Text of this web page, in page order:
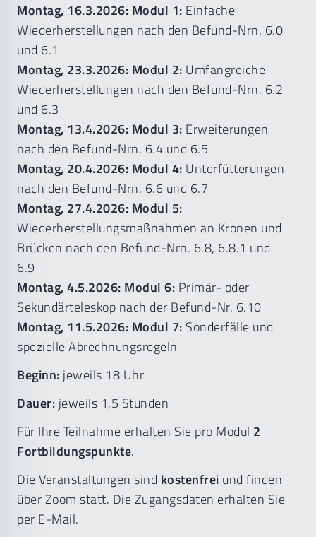
Montag, 16.3.2026: Modul 1: Einfache
Wiederherstellungen nach den Befund-Nrn. 6.0
und 6.1
Montag, 23.3.2026: Modul 2: Umfangreiche
Wiederherstellungen nach den Befund-Nrn. 6.2
und 6.3
Montag, 13.4.2026: Modul 3: Erweiterungen
nach den Befund-Nrn. 6.4 und 6.5
Montag, 20.4.2026: Modul 4: Unterfütterungen
nach den Befund-Nrn. 6.6 und 6.7
Montag, 27.4.2026: Modul 5:
Wiederherstellungsmaßnahmen an Kronen und
Brücken nach den Befund-Nrn. 6.8, 6.8.1 und
6.9
Montag, 4.5.2026: Modul 6: Primär- oder
Sekundärteleskop nach der Befund-Nr. 6.10
Montag, 11.5.2026: Modul 7: Sonderfälle und
spezielle Abrechnungsregeln
Beginn: jeweils 18 Uhr
Dauer: jeweils 1,5 Stunden
Für Ihre Teilnahme erhalten Sie pro Modul 2
Fortbildungspunkte.
Die Veranstaltungen sind kostenfrei und finden
über Zoom statt. Die Zugangsdaten erhalten Sie
per E-Mail.